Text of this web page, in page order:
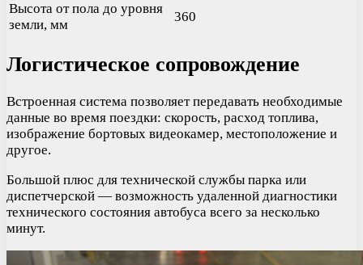
Высота от пола до уровня
земли, мм
360
Логистическое сопровождение
Встроенная система позволяет передавать необходимые
данные во время поездки: скорость, расход топлива,
изображение бортовых видеокамер, местоположение и
другое.
Большой плюс для технической службы парка или
диспетчерской — возможность удаленной диагностики
технического состояния автобуса всего за несколько
минут.